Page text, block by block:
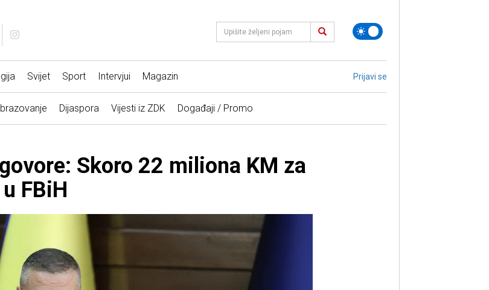
Svijet Sport Intervjui Magazin Prijavi se
Dijaspora Vijesti iz ZDK Događaji / Promo
Skoro 22 miliona KM za
FBiH